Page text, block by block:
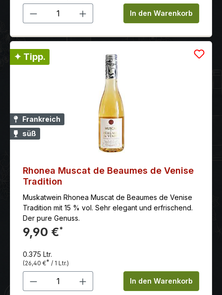
Produkt Anzahl: Gib denIn den Warenkorb
✦ Tipp.
Frankreich
süß
Rhonea Muscat de Beaumes de Venise
Tradition
Muskatwein Rhonea Muscat de Beaumes de Venise
Tradition mit 15 % vol. Sehr elegant und erfrischend.
Der pure Genuss.
9,90 €*
0.375 Ltr.
(26,40 €* / 1 Ltr.)
Produkt Anzahl: Gib denIn den Warenkorb